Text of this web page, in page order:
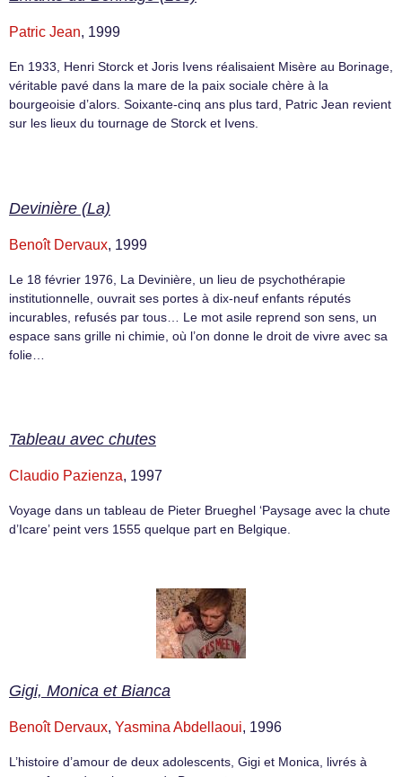
Patric Jean, 1999
En 1933, Henri Storck et Joris Ivens réalisaient Misère au Borinage,
véritable pavé dans la mare de la paix sociale chère à la
bourgeoisie d’alors. Soixante-cinq ans plus tard, Patric Jean revient
sur les lieux du tournage de Storck et Ivens.
Devinière (La)
Benoît Dervaux, 1999
Le 18 février 1976, La Devinière, un lieu de psychothérapie
institutionnelle, ouvrait ses portes à dix-neuf enfants réputés
incurables, refusés par tous… Le mot asile reprend son sens, un
espace sans grille ni chimie, où l’on donne le droit de vivre avec sa
folie…
Tableau avec chutes
Claudio Pazienza, 1997
Voyage dans un tableau de Pieter Brueghel ‘Paysage avec la chute
d’Icare’ peint vers 1555 quelque part en Belgique.
Gigi, Monica et Bianca
Benoît Dervaux, Yasmina Abdellaoui, 1996
L’histoire d’amour de deux adolescents, Gigi et Monica, livrés à